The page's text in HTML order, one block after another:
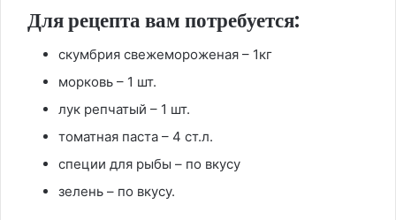
Для рецепта вам потребуется:
скумбрия свежемороженая – 1кг
морковь – 1 шт.
лук репчатый – 1 шт.
томатная паста – 4 ст.л.
специи для рыбы – по вкусу
зелень – по вкусу.